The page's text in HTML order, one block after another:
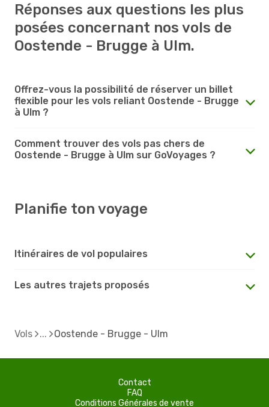
Réponses aux questions les plus
posées concernant nos vols de
Oostende - Brugge à Ulm.
Offrez-vous la possibilité de réserver un billet
flexible pour les vols reliant Oostende - Brugge
à Ulm ?
Comment trouver des vols pas chers de
Oostende - Brugge à Ulm sur GoVoyages ?
Planifie ton voyage
Itinéraires de vol populaires
Les autres trajets proposés
Vols Oostende - Brugge - Ulm
Contact
FAQ
Conditions Générales de vente